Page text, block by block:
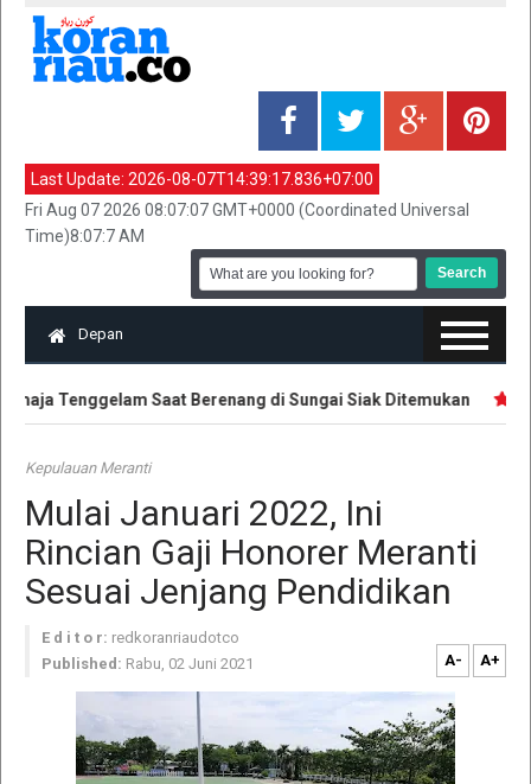
Last Update: 2026-08-07T14:39:17.836+07:00
Fri Aug 07 2026 08:07:07 GMT+0000 (Coordinated Universal
Time)8:07:7 AM
Depan
Tenggelam Saat Berenang di Sungai Siak Ditemukan Hak
Kepulauan Meranti
Mulai Januari 2022, Ini
Rincian Gaji Honorer Meranti
Sesuai Jenjang Pendidikan
E d i t o r: redkoranriaudotco
Published: Rabu, 02 Juni 2021 A- A+